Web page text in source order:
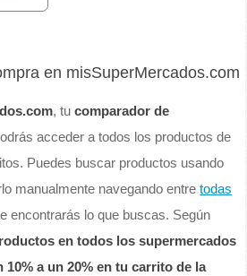
en misSuperMercados.com
, tucomparador de
acceder a todos los productos de
Puedes buscar productos usando
manualmente navegando entretodas
encontrarás lo que buscas. Según
en todos los supermercados
a un 20% en tu carrito de la